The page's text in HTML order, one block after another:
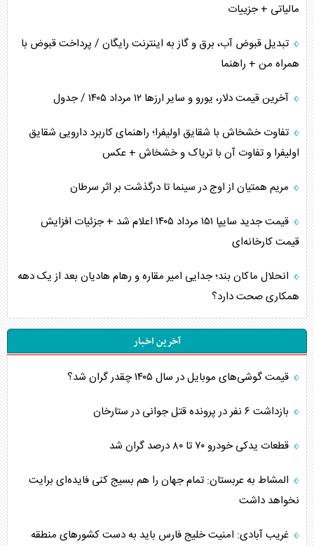
مالیاتی + جزییات
تبدیل قبوض آب، برق و گاز به اینترنت رایگان / پرداخت قبوض با
همراه من + راهنما
آخرین قیمت دلار، یورو و سایر ارز‌ها ۱۲ مرداد ۱۴۰۵ / جدول
تفاوت خشخاش با شقایق اولیفرا؛ راهنمای کاربرد دارویی شقایق
اولیفرا و تفاوت آن با تریاک و خشخاش + عکس
مریم همتیان از اوج در سینما تا درگذشت بر اثر سرطان
قیمت جدید سایپا ۱۵۱ مرداد ۱۴۰۵ اعلام شد + جزئیات افزایش
قیمت کارخانه‌ای
انحلال ماکان بند؛ جدایی امیر مقاره و رهام هادیان بعد از یک دهه
همکاری صحت دارد؟
آخرین اخبار
قیمت گوشی‌های موبایل در سال ۱۴۰۵ چقدر گران شد؟
بازداشت ۶ نفر در پرونده قتل جوانی در ستارخان
قطعات یدکی خودرو ۷۰ تا ۸۰ درصد گران شد
المشاط به عربستان: تمام جهان را هم بسیج کنی فایده‌ای برایت
نخواهد داشت
غریب آبادی: امنیت خلیج فارس باید به دست کشورهای منطقه